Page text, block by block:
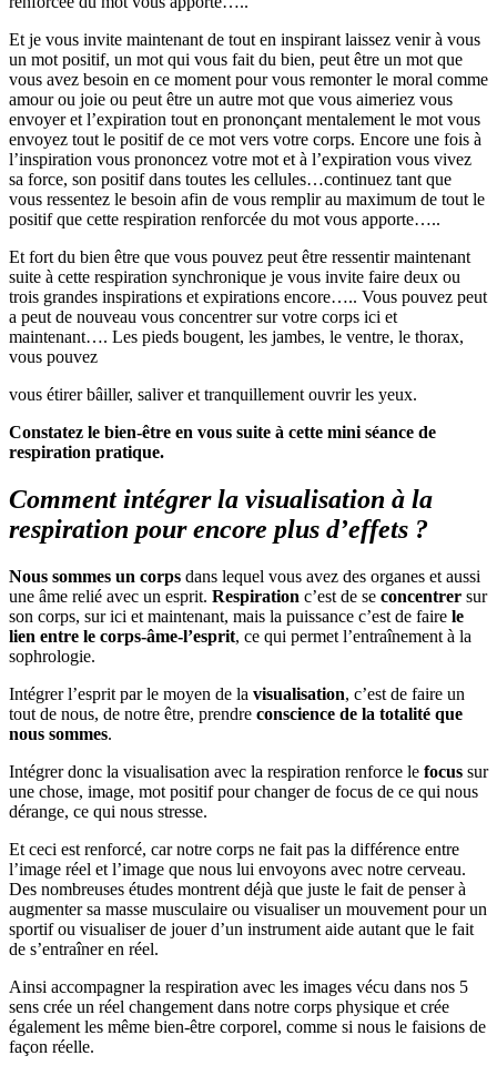
Et je vous invite maintenant de tout en inspirant laissez venir à vous
un mot positif, un mot qui vous fait du bien, peut être un mot que
vous avez besoin en ce moment pour vous remonter le moral comme
amour ou joie ou peut être un autre mot que vous aimeriez vous
envoyer et l’expiration tout en prononçant mentalement le mot vous
envoyez tout le positif de ce mot vers votre corps. Encore une fois à
l’inspiration vous prononcez votre mot et à l’expiration vous vivez
sa force, son positif dans toutes les cellules…continuez tant que
vous ressentez le besoin afin de vous remplir au maximum de tout le
positif que cette respiration renforcée du mot vous apporte…..
Et fort du bien être que vous pouvez peut être ressentir maintenant
suite à cette respiration synchronique je vous invite faire deux ou
trois grandes inspirations et expirations encore….. Vous pouvez peut
a peut de nouveau vous concentrer sur votre corps ici et
maintenant…. Les pieds bougent, les jambes, le ventre, le thorax,
vous pouvez
vous étirer bâiller, saliver et tranquillement ouvrir les yeux.
Constatez le bien-être en vous suite à cette mini séance de
respiration pratique.
Comment intégrer la visualisation à la
respiration pour encore plus d’effets ?
Nous sommes un corps dans lequel vous avez des organes et aussi
une âme relié avec un esprit. Respiration c’est de se concentrer sur
son corps, sur ici et maintenant, mais la puissance c’est de faire le
lien entre le corps-âme-l’esprit, ce qui permet l’entraînement à la
sophrologie.
Intégrer l’esprit par le moyen de la visualisation, c’est de faire un
tout de nous, de notre être, prendre conscience de la totalité que
nous sommes.
Intégrer donc la visualisation avec la respiration renforce le focus sur
une chose, image, mot positif pour changer de focus de ce qui nous
dérange, ce qui nous stresse.
Et ceci est renforcé, car notre corps ne fait pas la différence entre
l’image réel et l’image que nous lui envoyons avec notre cerveau.
Des nombreuses études montrent déjà que juste le fait de penser à
augmenter sa masse musculaire ou visualiser un mouvement pour un
sportif ou visualiser de jouer d’un instrument aide autant que le fait
de s’entraîner en réel.
Ainsi accompagner la respiration avec les images vécu dans nos 5
sens crée un réel changement dans notre corps physique et crée
également les même bien-être corporel, comme si nous le faisions de
façon réelle.